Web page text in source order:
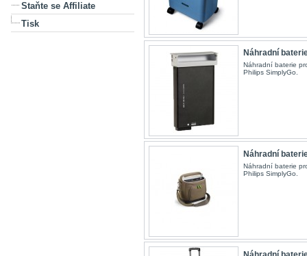
Staňte se Affiliate
Tisk
Náhradní
Náhradní baterie
Philips SimplyGo.
Náhradní
Náhradní baterie
Philips SimplyGo.